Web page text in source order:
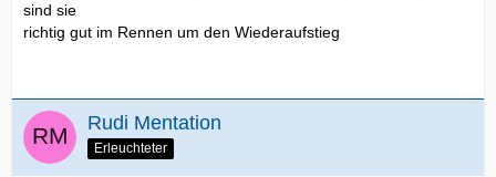
sind sie
richtig gut im Rennen um den Wiederaufstieg
Rudi Mentation
Erleuchteter